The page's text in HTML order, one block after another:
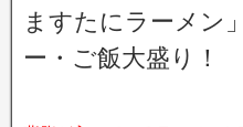
ますたにラーメン
ー・ご飯大盛り！